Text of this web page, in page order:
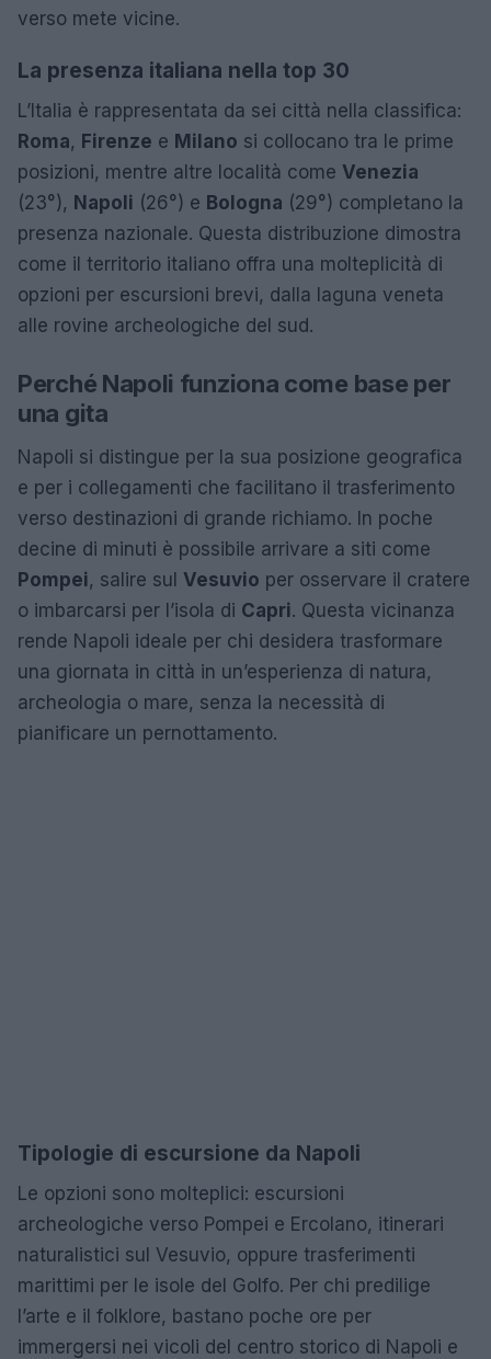
verso mete vicine.
La presenza italiana nella top 30
L’Italia è rappresentata da sei città nella classifica:
Roma, Firenze e Milano si collocano tra le prime
posizioni, mentre altre località come Venezia
(23°), Napoli (26°) e Bologna (29°) completano la
presenza nazionale. Questa distribuzione dimostra
come il territorio italiano offra una molteplicità di
opzioni per escursioni brevi, dalla laguna veneta
alle rovine archeologiche del sud.
Perché Napoli funziona come base per
una gita
Napoli si distingue per la sua posizione geografica
e per i collegamenti che facilitano il trasferimento
verso destinazioni di grande richiamo. In poche
decine di minuti è possibile arrivare a siti come
Pompei, salire sul Vesuvio per osservare il cratere
o imbarcarsi per l’isola di Capri. Questa vicinanza
rende Napoli ideale per chi desidera trasformare
una giornata in città in un’esperienza di natura,
archeologia o mare, senza la necessità di
pianificare un pernottamento.
Tipologie di escursione da Napoli
Le opzioni sono molteplici: escursioni
archeologiche verso Pompei e Ercolano, itinerari
naturalistici sul Vesuvio, oppure trasferimenti
marittimi per le isole del Golfo. Per chi predilige
l’arte e il folklore, bastano poche ore per
immergersi nei vicoli del centro storico di Napoli e